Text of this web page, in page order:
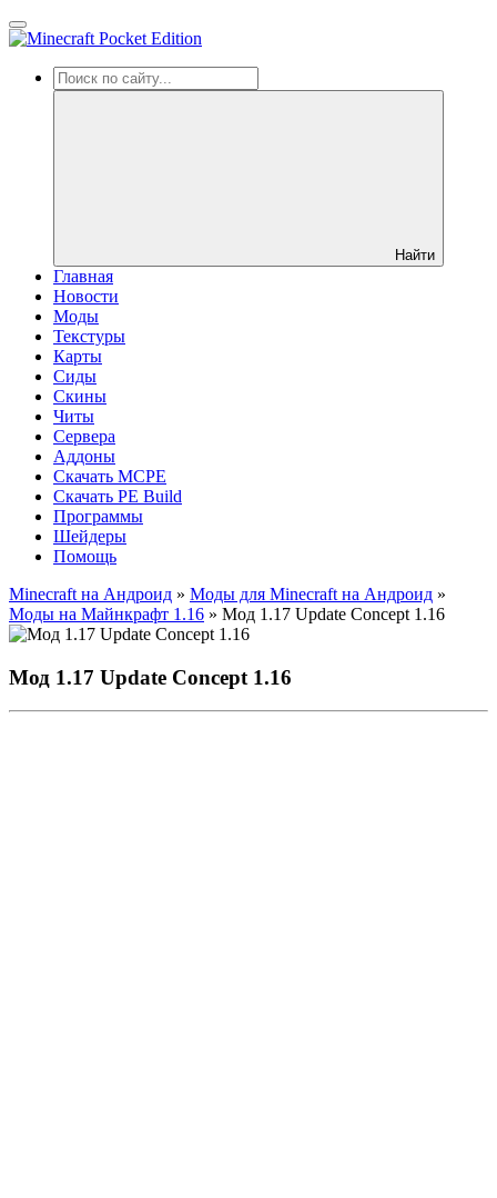
Найти
Главная
Новости
Моды
Текстуры
Карты
Сиды
Cкины
Читы
Сервера
Аддоны
Скачать MCPE
Скачать PE Build
Программы
Шейдеры
Помощь
Minecraft на Андроид » Моды для Minecraft на Андроид »
Моды на Майнкрафт 1.16 » Мод 1.17 Update Concept 1.16
Мод 1.17 Update Concept 1.16